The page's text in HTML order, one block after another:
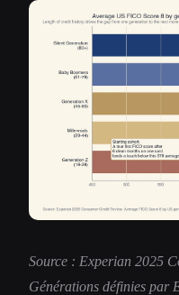
Source : Experian 2025
Générations définies par